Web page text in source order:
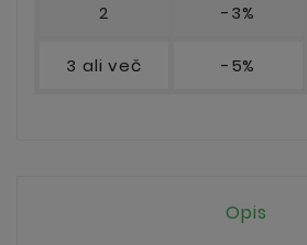
2 -3%
3 ali več -5%
Opis